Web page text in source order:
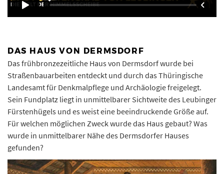
DAS HAUS VON DERMSDORF
Das frühbronzezeitliche Haus von Dermsdorf wurde bei
Straßenbauarbeiten entdeckt und durch das Thüringische
Landesamt für Denkmalpflege und Archäologie freigelegt.
Sein Fundplatz liegt in unmittelbarer Sichtweite des Leubinger
Fürstenhügels und es weist eine beeindruckende Größe auf.
Für welchen möglichen Zweck wurde das Haus gebaut? Was
wurde in unmittelbarer Nähe des Dermsdorfer Hauses
gefunden?